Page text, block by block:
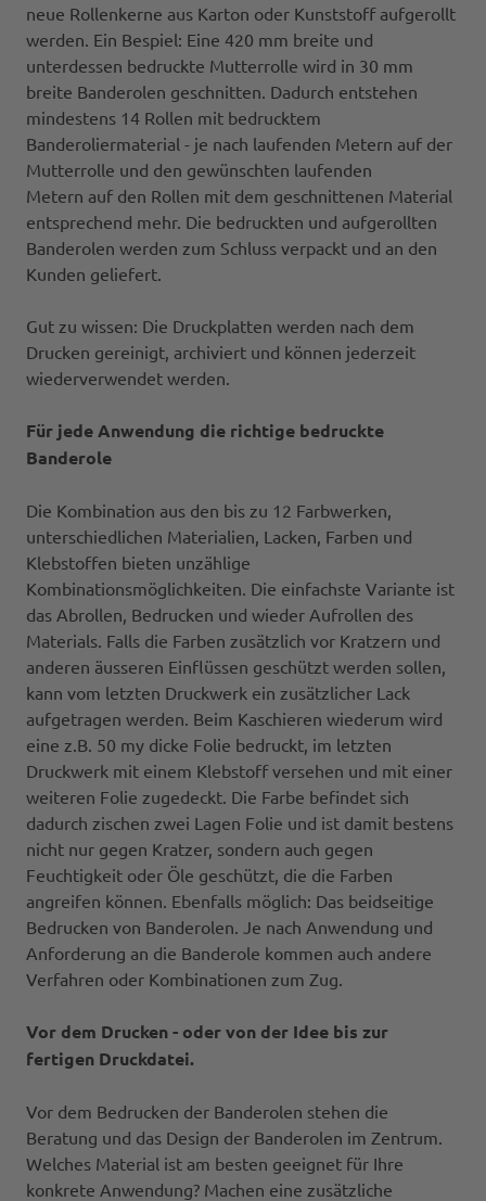
neue Rollenkerne aus Karton oder Kunststoff aufgerollt
werden. Ein Bespiel: Eine 420 mm breite und
unterdessen bedruckte Mutterrolle wird in 30 mm
breite Banderolen geschnitten. Dadurch entstehen
mindestens 14 Rollen mit bedrucktem
Banderoliermaterial - je nach laufenden Metern auf der
Mutterrolle und den gewünschten laufenden
Metern auf den Rollen mit dem geschnittenen Material
entsprechend mehr. Die bedruckten und aufgerollten
Banderolen werden zum Schluss verpackt und an den
Kunden geliefert.
Gut zu wissen: Die Druckplatten werden nach dem
Drucken gereinigt, archiviert und können jederzeit
wiederverwendet werden.
Für jede Anwendung die richtige bedruckte
Banderole
Die Kombination aus den bis zu 12 Farbwerken,
unterschiedlichen Materialien, Lacken, Farben und
Klebstoffen bieten unzählige
Kombinationsmöglichkeiten. Die einfachste Variante ist
das Abrollen, Bedrucken und wieder Aufrollen des
Materials. Falls die Farben zusätzlich vor Kratzern und
anderen äusseren Einflüssen geschützt werden sollen,
kann vom letzten Druckwerk ein zusätzlicher Lack
aufgetragen werden. Beim Kaschieren wiederum wird
eine z.B. 50 my dicke Folie bedruckt, im letzten
Druckwerk mit einem Klebstoff versehen und mit einer
weiteren Folie zugedeckt. Die Farbe befindet sich
dadurch zischen zwei Lagen Folie und ist damit bestens
nicht nur gegen Kratzer, sondern auch gegen
Feuchtigkeit oder Öle geschützt, die die Farben
angreifen können. Ebenfalls möglich: Das beidseitige
Bedrucken von Banderolen. Je nach Anwendung und
Anforderung an die Banderole kommen auch andere
Verfahren oder Kombinationen zum Zug.
Vor dem Drucken - oder von der Idee bis zur
fertigen Druckdatei.
Vor dem Bedrucken der Banderolen stehen die
Beratung und das Design der Banderolen im Zentrum.
Welches Material ist am besten geeignet für Ihre
konkrete Anwendung? Machen eine zusätzliche